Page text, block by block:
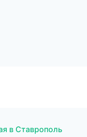
в Ставрополь